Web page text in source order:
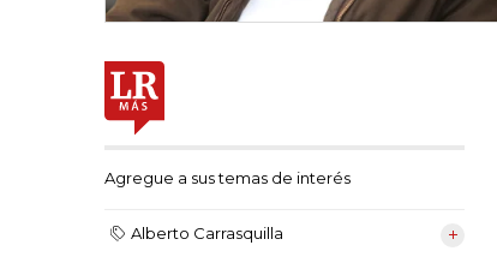
Agregue a sus temas de interés
Alberto Carrasquilla